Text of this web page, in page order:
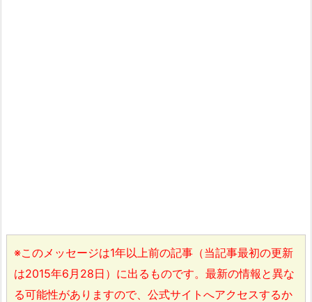
※このメッセージは1年以上前の記事（当記事最初の更新
は2015年6月28日）に出るものです。最新の情報と異な
る可能性がありますので、公式サイトへアクセスするか